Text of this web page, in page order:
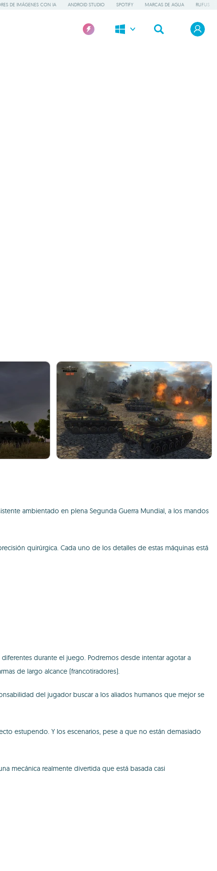
DE IMÁGENES CON IA ANDROID STUDIO SPOTIFY MARCAS DE AGUA RUFUS
ambientado en plena Segunda Guerra Mundial, a los mandos
quirúrgica. Cada uno de los detalles de estas máquinas está
durante el juego. Podremos desde intentar agotar a
de largo alcance (francotiradores).
del jugador buscar a los aliados humanos que mejor se
estupendo. Y los escenarios, pese a que no están demasiado
mecánica realmente divertida que está basada casi